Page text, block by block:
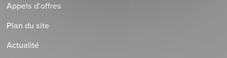
Appels d’offres
Plan du site
Actualité